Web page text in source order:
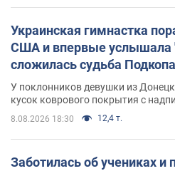
Украинская гимнастка
США и впервые услышала
сложилась судьба
назад завоевала "золото"
У поклонников девушки из
кусок коврового покрытия с
8.08.2026 18:30 12,4 т.
Заботилась об учениках и